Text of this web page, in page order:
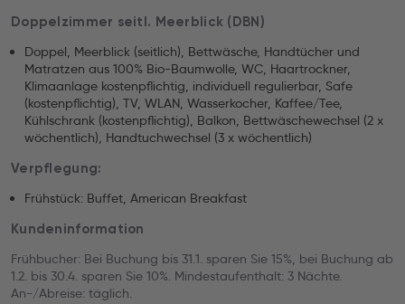
Doppelzimmer seitl. Meerblick (DBN)
Doppel, Meerblick (seitlich), Bettwäsche, Handtücher und
Matratzen aus 100% Bio-Baumwolle, WC, Haartrockner,
Klimaanlage kostenpflichtig, individuell regulierbar, Safe
(kostenpflichtig), TV, WLAN, Wasserkocher, Kaffee/Tee,
Kühlschrank (kostenpflichtig), Balkon, Bettwäschewechsel (2 x
wöchentlich), Handtuchwechsel (3 x wöchentlich)
Verpflegung:
Frühstück: Buffet, American Breakfast
Kundeninformation
Frühbucher: Bei Buchung bis 31.1. sparen Sie 15%, bei Buchung ab
1.2. bis 30.4. sparen Sie 10%. Mindestaufenthalt: 3 Nächte.
An-/Abreise: täglich.